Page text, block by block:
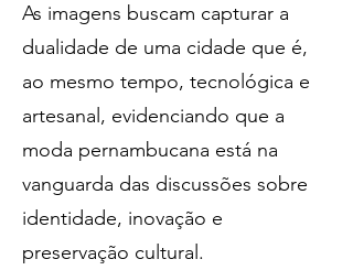
As imagens buscam capturar a
dualidade de uma cidade que é,
ao mesmo tempo, tecnológica e
artesanal, evidenciando que a
moda pernambucana está na
vanguarda das discussões sobre
identidade, inovação e
preservação cultural.